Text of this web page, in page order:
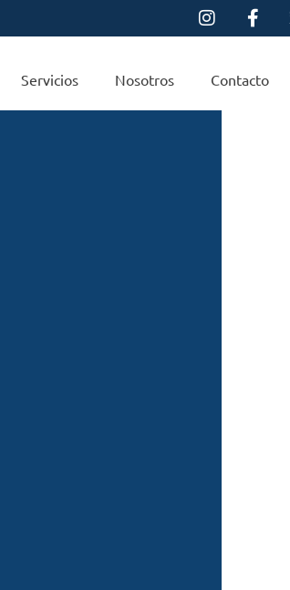
Servicios Nosotros Contacto